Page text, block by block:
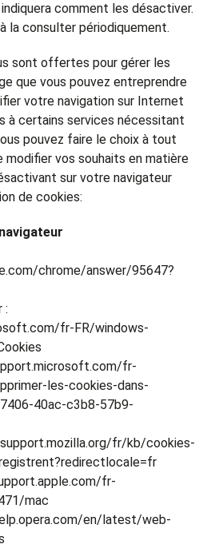
comment les désactiver.
la consulter périodiquement.
sont offertes pour gérer les
que vous pouvez entreprendre
votre navigation sur Internet
à certains services nécessitant
pouvez faire le choix à tout
modifier vos souhaits en matière
sur votre navigateur
de cookies:
chrome/answer/95647?
:
fr-FR/windows-
fr-
les-cookies-dans-
40ac-c3b8-57b9-
fr/kb/cookies-
fr-
mac
en/latest/web-